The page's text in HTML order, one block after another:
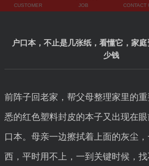
CUSTOMER JOB CONTACT
户口本，不止是几张纸，看懂它，家
少钱
前阵子回老家，帮父母整理家里的
悉的红色塑料封皮的本子又出现在
口本。母亲一边擦拭着上面的灰尘
西，平时用不上，一到关键时候，